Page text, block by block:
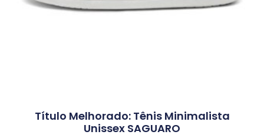
Título Melhorado: Tênis Minimalista
Unissex SAGUARO